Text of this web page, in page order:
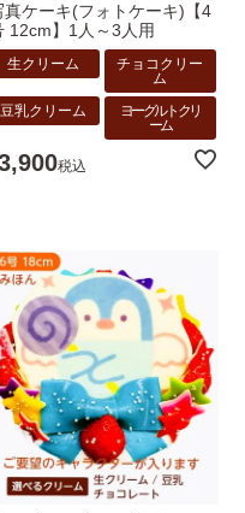
真ケーキ(フォトケーキ)【4
12cm】1人～3人用
生クリーム
チョコクリー
ム
豆乳クリーム
ヨーグルトクリ
ーム
税込